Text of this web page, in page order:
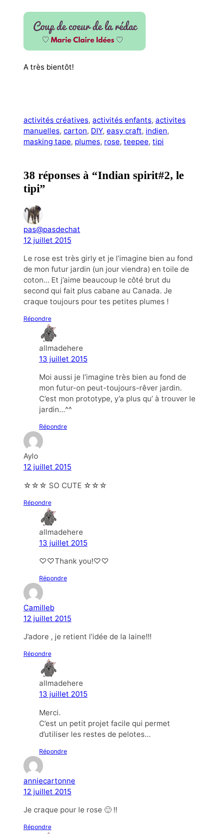
A très bientôt!
activités créatives, activités enfants, activites
manuelles, carton, DIY, easy craft, indien
masking tape, plumes, rose, teepee, tipi
38 réponses à “Indian spirit#2, le
tipi”
pas@pasdechat
12 juillet 2015
Le rose est très girly et je l’imagine bien au fond
de mon futur jardin (un jour viendra) en toile de
coton… Et j’aime beaucoup le côté brut du
second qui fait plus cabane au Canada. Je
craque toujours pour tes petites plumes !
Répondre
allmadehere
13 juillet 2015
Moi aussi je l’imagine très bien au fond de
mon futur-on peut-toujours-rêver jardin.
C’est mon prototype, y’a plus qu’ à trouver le
jardin…^^
Répondre
Aylo
12 juillet 2015
☆☆☆ SO CUTE ☆☆☆
Répondre
allmadehere
13 juillet 2015
♡♡Thank you!♡♡
Répondre
Camilleb
12 juillet 2015
J’adore , je retient l’idée de la laine!!!
Répondre
allmadehere
13 juillet 2015
Merci.
C’est un petit projet facile qui permet
d’utiliser les restes de pelotes…
Répondre
anniecartonne
12 juillet 2015
Je craque pour le rose 🙂 !!
Répondre